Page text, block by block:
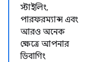
স্টাইলিং,
পারফরম্যান্স এবং
আরও অনেক
ক্ষেত্রে আপনার
ডিবাগিং